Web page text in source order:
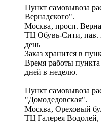
Пункт самовывоза
Вернадского".
Москва, просп.
ТЦ Обувь-Сити, пав.
день
Заказ хранится в
Время работы
дней в неделю.
Пункт самовывоза
"Домодедовская".
Москва, Ореховый
ТЦ Галерея